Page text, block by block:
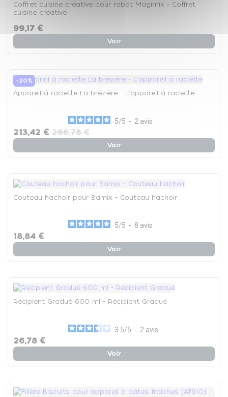
Coffret cuisine créative pour robot Magimix - Coffret
cuisine créative
99,17 €
Voir
-20%
Appareil à raclette La brézière - L'appareil à raclette
5/5 - 2 avis
213,42 € 266,78 €
Voir
Couteau hachoir pour Bamix - Couteau hachoir
5/5 - 8 avis
18,84 €
Voir
Récipient Gradué 600 ml - Récipient Gradué
3.5/5 - 2 avis
26,78 €
Voir